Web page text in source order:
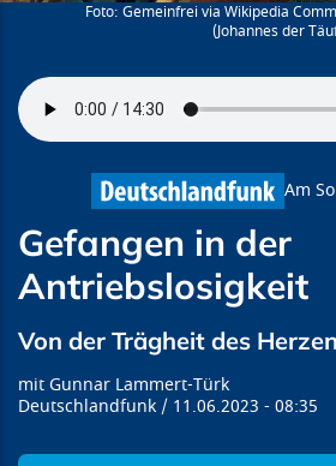
Gemeinfrei via Wikipedia
(Johannes der
Am
Gefangen in der
Antriebslosigkeit
Von der Trägheit des
Gunnar Lammert-Türk
Deutschlandfunk
11.06.2023 08:35